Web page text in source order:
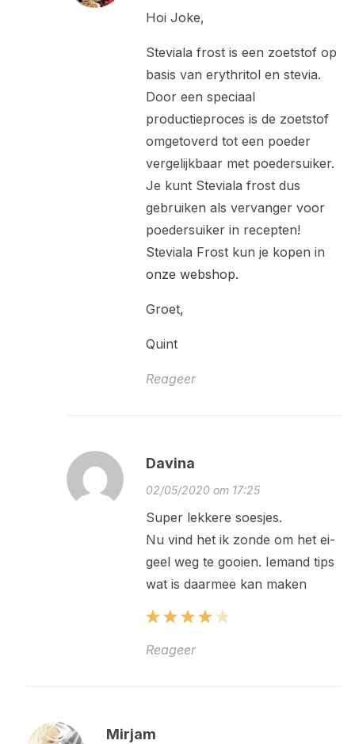
Hoi Joke,
Steviala frost is een zoetstof op
basis van erythritol en stevia.
Door een speciaal
productieproces is de zoetstof
omgetoverd tot een poeder
vergelijkbaar met poedersuiker.
Je kunt Steviala frost dus
gebruiken als vervanger voor
poedersuiker in recepten!
Steviala Frost kun je kopen in
onze webshop.
Groet,
Quint
Reageer
Davina
02/05/2020 om 17:25
Super lekkere soesjes.
Nu vind het ik zonde om het ei-
geel weg te gooien. Iemand tips
wat is daarmee kan maken
Reageer
Mirjam